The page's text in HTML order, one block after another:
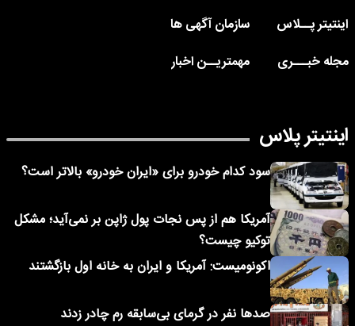
اینتیتر پــلاس
سازمان آگهی ها
مجله خبـــری
مهمتریــن اخبار
اینتیتر پلاس
سود کدام خودرو برای «ایران خودرو» بالاتر است؟
آمریکا هم از پس نجات پول ژاپن بر نمی‌آید؛ مشکل
توکیو چیست؟
اکونومیست: آمریکا و ایران به خانه اول بازگشتند
صدها نفر در گرمای بی‌سابقه رم چادر زدند